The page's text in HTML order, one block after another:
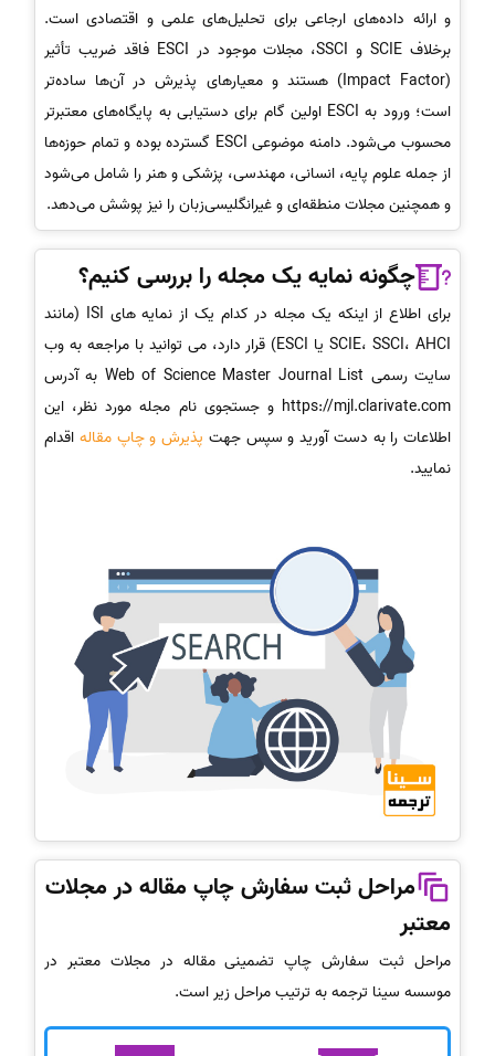
و ارائه داده‌های ارجاعی برای تحلیل‌های علمی و اقتصادی است.
برخلاف SCIE و SSCI، مجلات موجود در ESCI فاقد ضریب تأثیر
(Impact Factor) هستند و معیارهای پذیرش در آن‌ها ساده‌تر
است؛ ورود به ESCI اولین گام برای دستیابی به پایگاه‌های معتبرتر
محسوب می‌شود. دامنه موضوعی ESCI گسترده بوده و تمام حوزه‌ها
از جمله علوم پایه، انسانی، مهندسی، پزشکی و هنر را شامل می‌شود
و همچنین مجلات منطقه‌ای و غیرانگلیسی‌زبان را نیز پوشش می‌دهد.
چگونه نمایه یک مجله را بررسی کنیم؟
برای اطلاع از اینکه یک مجله در کدام یک از نمایه های ISI (مانند
SCIE، SSCI، AHCI یا ESCI) قرار دارد، می توانید با مراجعه به وب
سایت رسمی Web of Science Master Journal List به آدرس
https://mjl.clarivate.com و جستجوی نام مجله مورد نظر، این
اطلاعات را به دست آورید و سپس جهت پذیرش و چاپ مقاله اقدام
نمایید.
مراحل ثبت سفارش چاپ مقاله در مجلات
معتبر
مراحل ثبت سفارش چاپ تضمینی مقاله در مجلات معتبر در
موسسه سینا ترجمه به ترتیب مراحل زیر است.